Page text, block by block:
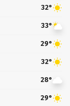
32°
33°
29°
32°
28°
29°